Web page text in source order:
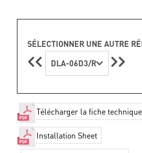
SÉLECTIONNER UNE AUTRE
DLA-06D3/R
Télécharger la fiche technique
Installation Sheet